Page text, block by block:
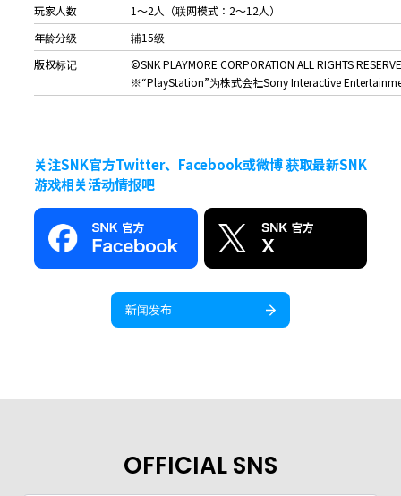
玩家人数
1～2人（联网模式：2～12人）
年龄分级
辅15级
版权标记
©SNK PLAYMORE CORPORATION ALL RIGHTS
※“PlayStation”为株式会社Sony Interactive
关注SNK官方Twitter、Facebook或微博 获取最新SNK
游戏相关活动情报吧
新闻发布
OFFICIAL SNS